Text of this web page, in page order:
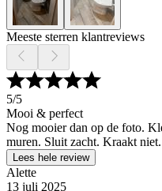
Meeste sterren klantreviews
5/5
Mooi & perfect
Nog mooier dan op de foto.
muren. Sluit zacht. Kraakt niet.
Lees hele review
Alette
13 juli 2025